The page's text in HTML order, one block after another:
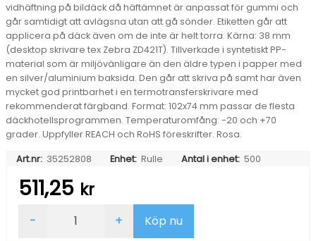
vidhäftning på bildäck då häftämnet är anpassat för gummi och
går samtidigt att avlägsna utan att gå sönder. Etiketten går att
applicera på däck även om de inte är helt torra. Kärna: 38 mm
(desktop skrivare tex Zebra ZD421T). Tillverkade i syntetiskt PP-
material som är miljövänligare än den äldre typen i papper med
en silver/aluminium baksida. Den går att skriva på samt har även
mycket god printbarhet i en termotransferskrivare med
rekommenderat färgband. Format: 102x74 mm passar de flesta
däckhotellsprogrammen. Temperaturomfång: -20 och +70
grader. Uppfyller REACH och RoHS föreskrifter. Rosa.
Art.nr: 35252808 Enhet: Rulle Antal i enhet: 500
511,25 kr
MT400-
- + Köp nu